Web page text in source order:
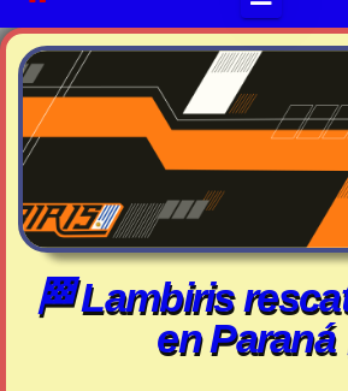
🏁 Lambiris
en Paraná